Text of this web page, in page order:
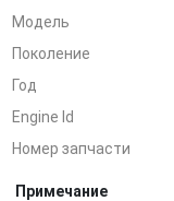
Модель
Поколение
Год
Engine Id
Номер запчасти
Примечание